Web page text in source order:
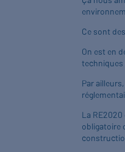
Ce sont
On est en
Par
La
obligatoire